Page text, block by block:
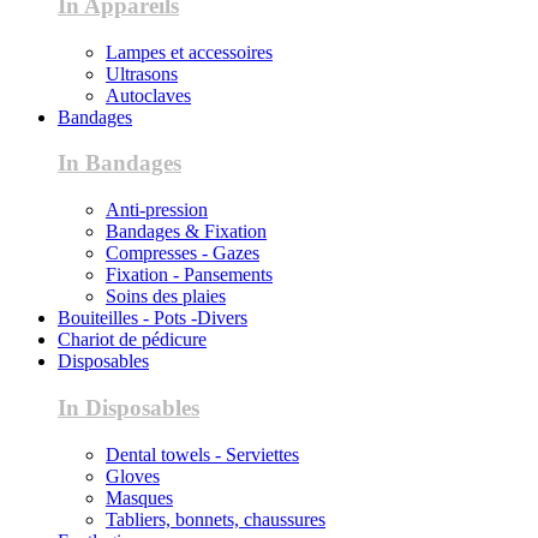
In Appareils
Lampes et accessoires
Ultrasons
Autoclaves
Bandages
In Bandages
Anti-pression
Bandages & Fixation
Compresses - Gazes
Fixation - Pansements
Soins des plaies
Bouiteilles - Pots -Divers
Chariot de pédicure
Disposables
In Disposables
Dental towels - Serviettes
Gloves
Masques
Tabliers, bonnets, chaussures